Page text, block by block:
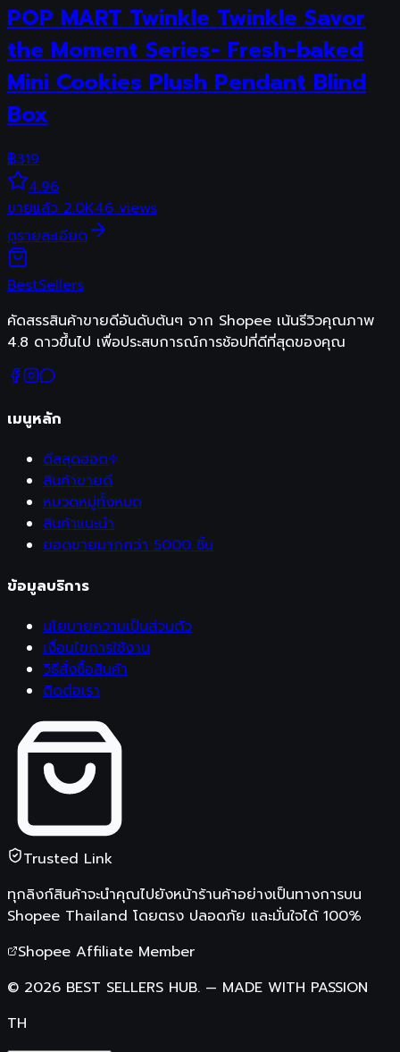
POP MART Twinkle Twinkle Savor
the Moment Series- Fresh-baked
Mini Cookies Plush Pendant Blind
Box
฿319
4.96
ขายแล้ว 2.0K46 views
ดูรายละเอียด
BestSellers
คัดสรรสินค้าขายดีอันดับต้นๆ จาก Shopee เน้นรีวิวคุณภาพ
4.8 ดาวขึ้นไป เพื่อประสบการณ์การช้อปที่ดีที่สุดของคุณ
เมนูหลัก
ดีลสุดฮอต
สินค้าขายดี
หมวดหมู่ทั้งหมด
สินค้าแนะนำ
ยอดขายมากกว่า 5000 ชิ้น
ข้อมูลบริการ
นโยบายความเป็นส่วนตัว
เงื่อนไขการใช้งาน
วิธีสั่งซื้อสินค้า
ติดต่อเรา
Trusted Link
ทุกลิงก์สินค้าจะนำคุณไปยังหน้าร้านค้าอย่างเป็นทางการบน
Shopee Thailand โดยตรง ปลอดภัย และมั่นใจได้ 100%
Shopee Affiliate Member
© 2026 BEST SELLERS HUB. — MADE WITH PASSION
TH